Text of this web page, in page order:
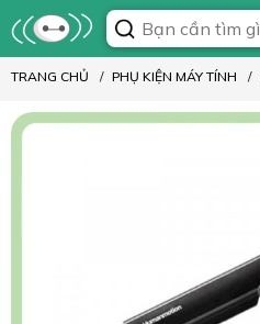
TRANG CHỦ PHỤ KIỆN MÁY TÍNH